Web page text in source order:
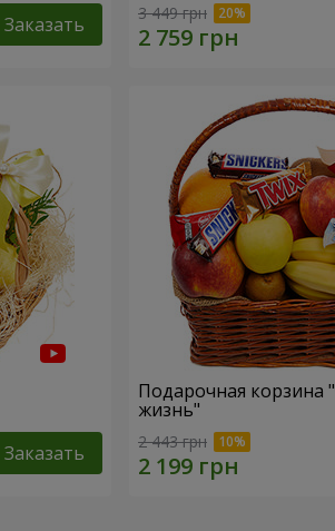
Заказать 3 449 грн
Заказать
Подарочная корзина
жизнь"
2 443 грн